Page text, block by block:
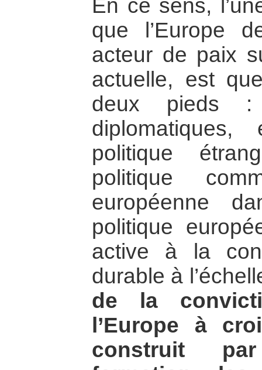
En ce sens,
que l’Europe
acteur de paix
actuelle, est
deux pieds :
politique
politique
européenne
politique
active à la
durable à
de la
l’Europe à
construit